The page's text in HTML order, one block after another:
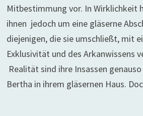
Mitbestimmung vor. In Wirklichkeit
ihnen jedoch um eine gläserne
diejenigen, die sie umschließt, mit
Exklusivität und des Arkanwissens
Realität sind ihre Insassen
Bertha in ihrem gläsernen Haus.